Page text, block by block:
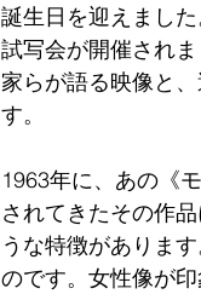
誕生日を迎えまし
試写会が開催され
家らが語る映像と
す。
1963年に、あの《
されてきたその作
うな特徴があります
のです。女性像が